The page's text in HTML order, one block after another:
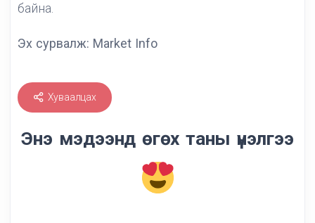
байна.
Эх сурвалж: Market Info
Хуваалцах
Энэ мэдээнд өгөх таны үнэлгээ